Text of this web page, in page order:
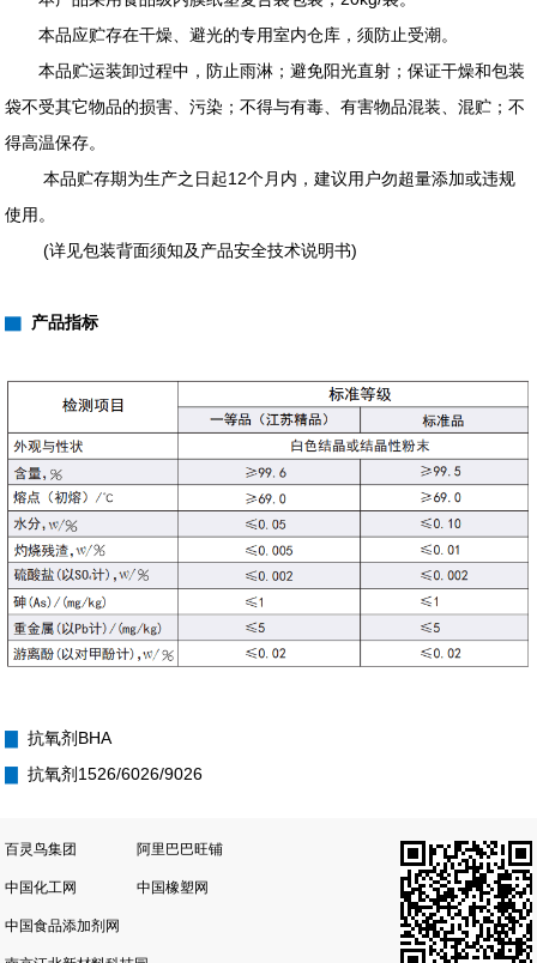
本品应贮存在干燥、避光的专用室内仓库，须防止受潮。
本品贮运装卸过程中，防止雨淋；避免阳光直射；保证干燥和包装
袋不受其它物品的损害、污染；不得与有毒、有害物品混装、混贮；不
得高温保存。
本品贮存期为生产之日起12个月内，建议用户勿超量添加或违规
使用。
(详见包装背面须知及产品安全技术说明书)
▇ 产品指标
▇抗氧剂BHA
▇抗氧剂1526/6026/9026
百灵鸟集团 阿里巴巴旺铺
中国化工网 中国橡塑网
中国食品添加剂网